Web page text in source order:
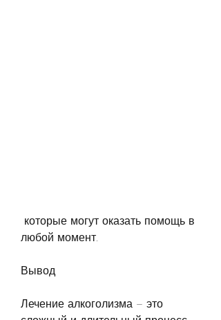
любой момент.
Вывод
Лечение алкоголизма – это